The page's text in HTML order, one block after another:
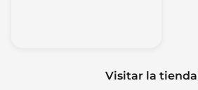
Visitar la tienda